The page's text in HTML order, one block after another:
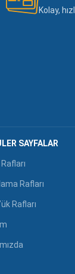
Kolay,
SAYFALAR
Rafları
Rafları